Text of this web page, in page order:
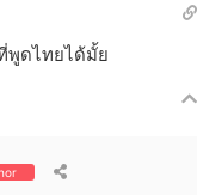
พูดไทยได้มั้ย